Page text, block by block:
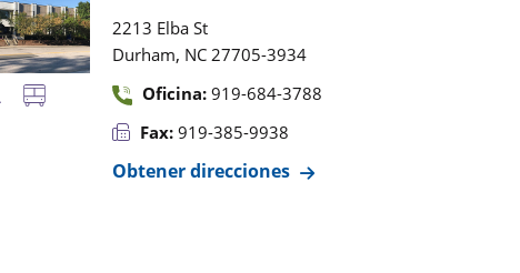
2213 Elba St
Durham, NC 27705-3934
Oficina: 919-684-3788
Fax: 919-385-9938
Obtener direcciones